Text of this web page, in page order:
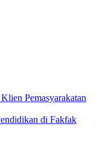
Pemasyarakatan
di Fakfak